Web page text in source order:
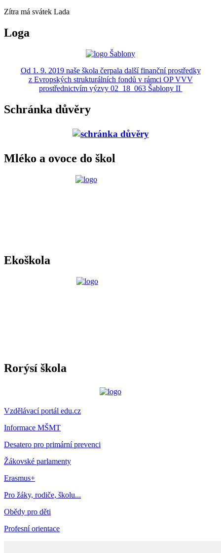
Zítra má svátek Lada
Loga
Od 1. 9. 2019 naše škola čerpala další finanční prostředky
z Evropských strukturálních fondů v rámci OP VVV
prostřednictvím výzvy 02_18_063 Šablony II
Schránka důvěry
Mléko a ovoce do škol
Ekoškola
Rorýsí škola
Vzdělávací portál edu.cz
Informace MŠMT
Desatero pro primární prevenci
Žákovské parlamenty
Erasmus+
Pro žáky, rodiče, školu...
Obědy pro děti
Profesní orientace